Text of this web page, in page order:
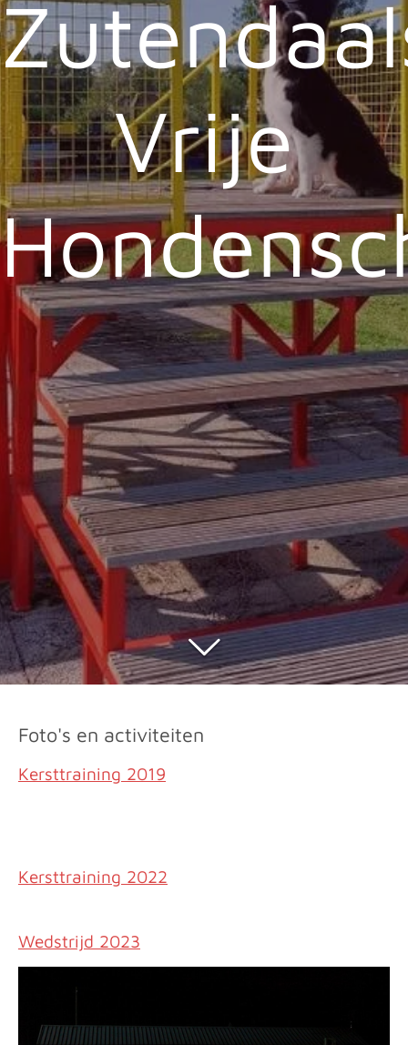
Vrije
Foto's en activiteiten
Kersttraining 2019
Kersttraining 2022
Wedstrijd 2023